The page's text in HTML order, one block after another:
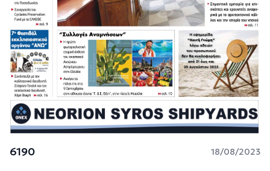
6190 18/08/2023